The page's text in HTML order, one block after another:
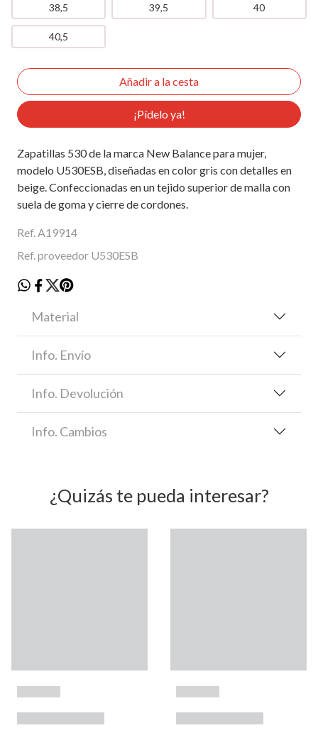
38,5 39,5 40
40,5
¡Pídelo ya!
Zapatillas 530 de la marca New Balance para mujer,
modelo U530ESB, diseñadas en color gris con detalles en
beige. Confeccionadas en un tejido superior de malla con
suela de goma y cierre de cordones.
Ref. A19914
Ref. proveedor U530ESB
Material
Info. Envío
Info. Devolución
Info. Cambios
¿Quizás te pueda interesar?